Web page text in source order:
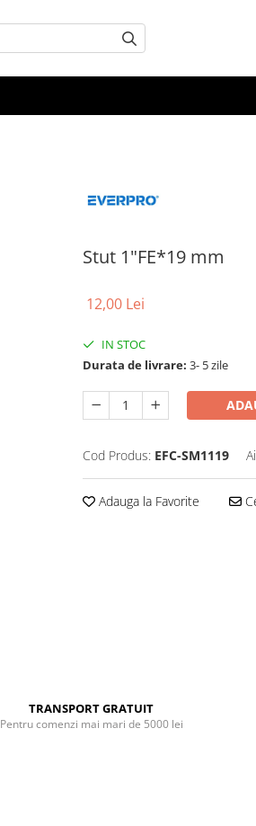
Stut 1"FE*19 mm
12,00 Lei
IN STOC
Durata de livrare: 3- 5 zile
Cod Produs: EFC-SM1119
Adauga la Favorite
TRANSPORT GRATUIT
Pentru comenzi mai mari de 5000 lei